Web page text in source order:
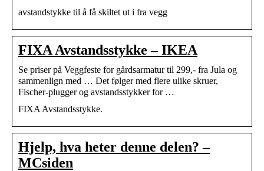
avstandstykke til å få skiltet ut i fra vegg
FIXA Avstandsstykke – IKEA
Se priser på Veggfeste for gårdsarmatur til 299,- fra Jula og
sammenlign med … Det følger med flere ulike skruer,
Fischer-plugger og avstandsstykker for …
FIXA Avstandsstykke.
Hjelp, hva heter denne delen? –
MCsiden